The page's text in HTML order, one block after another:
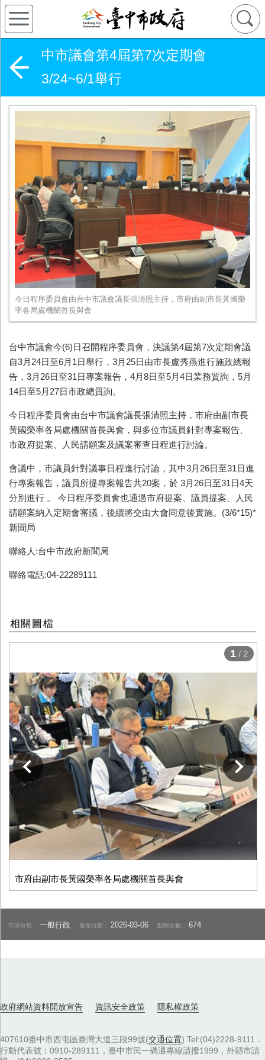
中市議會第4屆第7次定期會
3/24~6/1舉行
今日程序委員會由台中市議會議長張清照主持，市府由副市長黃國榮
率各局處機關首長與會
台中市議會今(6)日召開程序委員會，決議第4屆第7次定期會議
自3月24日至6月1日舉行，3月25日由市長盧秀燕進行施政總報
告，3月26日至31日專案報告，4月8日至5月4日業務質詢，5月
14日至5月27日市政總質詢。
今日程序委員會由台中市議會議長張清照主持，市府由副市長
黃國榮率各局處機關首長與會，與多位市議員針對專案報告、
市政府提案、人民請願案及議案審查日程進行討論。
會議中，市議員針對議事日程進行討論，其中3月26日至31日進
行專案報告，議員所提專案報告共20案，於 3月26日至31日4天
分別進行 。 今日程序委員會也通過市府提案、議員提案、人民
請願案納入定期會審議，後續將交由大會同意後實施。(3/6*15)*
新聞局
聯絡人:台中市政府新聞局
聯絡電話:04-22289111
相關圖檔
市府由副市長黃國榮率各局處機關首長與會
下一張
1 / 2
市府分類：一般行政 發布日期： 2026-03-06 點閱次數：674
政府網站資料開放宣告 資訊安全政策 隱私權政策
407610臺中市西屯區臺灣大道三段99號(交通位置) Tel:(04)2228-9111．
行動代表號：0910-289111，臺中市民一碼通專線請撥1999，外縣市請